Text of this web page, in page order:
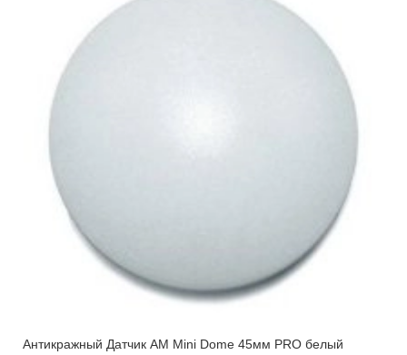
Антикражный Датчик AM Mini Dome 45мм PRO белый